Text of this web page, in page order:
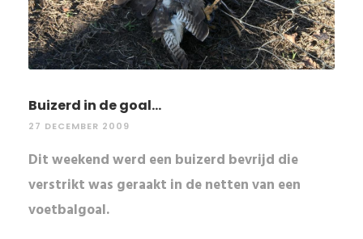
Buizerd in de goal...
27 DECEMBER 2009
Dit weekend werd een buizerd bevrijd die
verstrikt was geraakt in de netten van een
voetbalgoal.